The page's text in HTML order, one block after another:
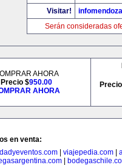
Visitar!
Serán consideradas
AHORA
Precio $950.00
AHORA
en venta:
| viajepedia.com|
|